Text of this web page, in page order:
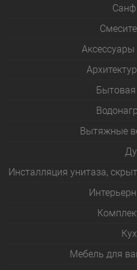
Бытовая
Вытяжные
Инсталляция унитаза,
Мебель для